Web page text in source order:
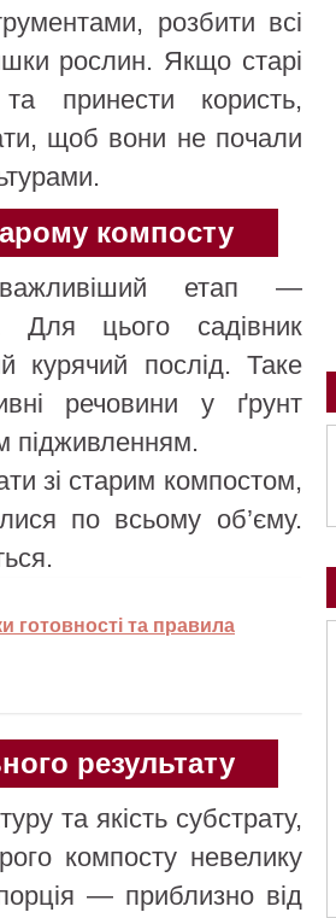
розбити всі
рослин. Якщо старі
принести користь,
щоб вони не почали
компосту
етап —
Для цього садівник
курячий послід. Таке
речовини у ґрунт
підживленням.
зі старим компостом,
по всьому об’єму.
готовності та правила
результату
та якість субстрату,
компосту невелику
— приблизно від